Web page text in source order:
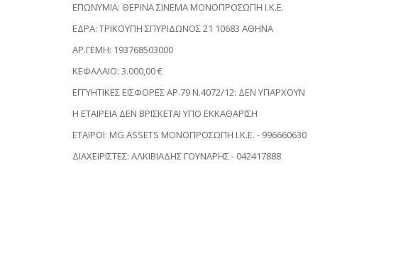
ΕΠΩΝΥΜΙΑ: ΘΕΡΙΝΑ ΣΙΝΕΜΑ ΜΟΝΟΠΡΟΣΩΠΗ Ι.Κ.Ε.
ΕΔΡΑ: ΤΡΙΚΟΥΠΗ ΣΠΥΡΙΔΩΝΟΣ 21 10683 ΑΘΗΝΑ
ΑΡ.ΓΕΜΗ: 193768503000
ΚΕΦΑΛΑΙΟ: 3.000,00 €
ΕΓΓΥΗΤΙΚΕΣ ΕΙΣΦΟΡΕΣ ΑΡ.79 Ν.4072/12: ΔΕΝ ΥΠΑΡΧΟΥΝ
Η ΕΤΑΙΡΕΙΑ ΔΕΝ ΒΡΙΣΚΕΤΑΙ ΥΠΟ ΕΚΚΑΘΑΡΙΣΗ
ΕΤΑΙΡΟΙ: MG ASSETS ΜΟΝΟΠΡΟΣΩΠΗ Ι.Κ.Ε. - 996660630
ΔΙΑΧΕΙΡΙΣΤΕΣ: ΑΛΚΙΒΙΑΔΗΣ ΓΟΥΝΑΡΗΣ - 042417888